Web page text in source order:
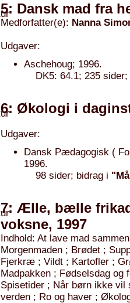
5: Dansk mad fra
Medforfatter(e): Nanna
Udgaver:
Aschehoug; 1996.
DK5: 64.1; 235
6: Økologi i
Udgaver:
Dansk Pædagogisk (
1996.
98 sider; bidrag i
7: Ælle, bælle
voksne, 1997
Indhold: At lave mad
Morgenmaden ; Brødet ;
Fjerkræ ; Vildt ; Kartofler ;
Madpakken ; Fødselsdag og
Spisetider ; Når børn ikke vil
verden ; Ro og haver ;